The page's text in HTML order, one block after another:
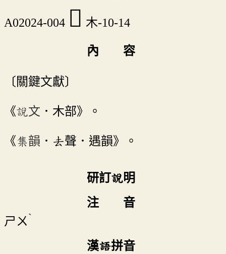
A02024-004 𡬾 木-10-14
內 容
〔關鍵文獻〕
《說文 ．木部》。
《集韻 ．去聲．遇韻》。
研訂說明
注 音
ㄕㄨˋ
漢語拼音